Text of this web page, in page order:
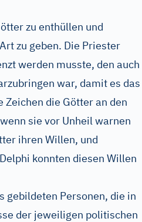
zu enthüllen und
zu geben. Die Priester
werden musste, den auch
war, damit es das
die Götter an den
sie vor Unheil warnen
ihren Willen, und
konnten diesen Willen
gebildeten Personen, die in
der jeweiligen politischen